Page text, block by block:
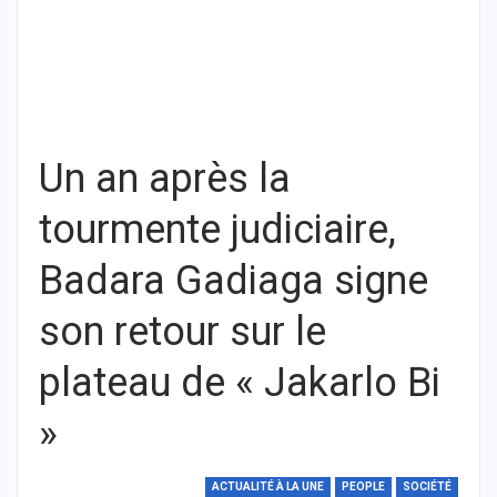
Un an après la
tourmente judiciaire,
Badara Gadiaga signe
son retour sur le
plateau de « Jakarlo Bi
»
ACTUALITÉ À LA UNE PEOPLE SOCIÉTÉ